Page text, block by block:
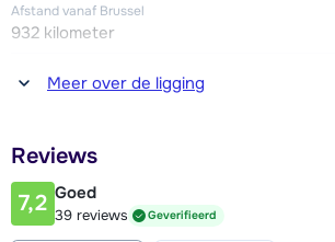
Afstand vanaf Brussel
932 kilometer
Afstand tot winkel(s)
600 meter
600 meter
Afstand tot piste
25 - 50 meter
Meer over de ligging
Reviews
7,2 Goed
39 reviews Geverifieerd